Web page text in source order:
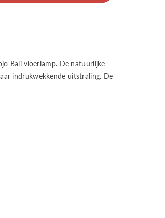
Bali vloerlamp. De natuurlijke
indrukwekkende uitstraling. De